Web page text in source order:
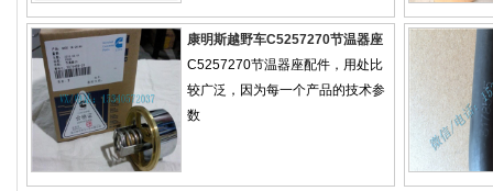
康明斯越野车C5257270节温器座
C5257270节温器座配件，用处比
较广泛，因为每一个产品的技术参
数